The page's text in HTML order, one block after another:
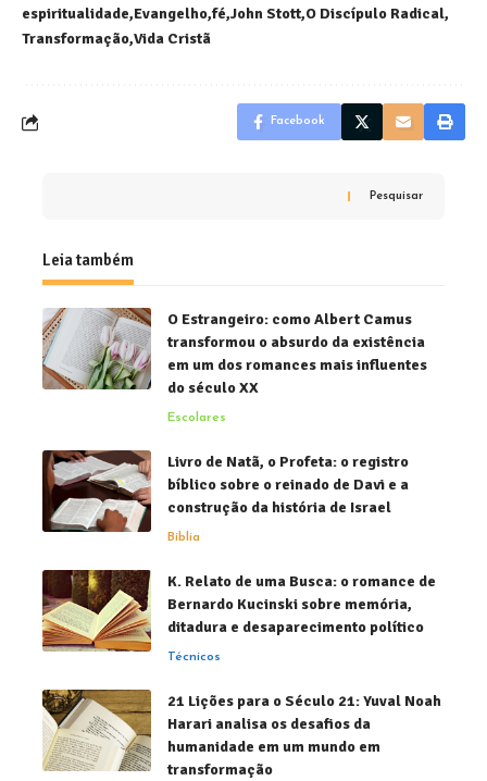
espiritualidade Evangelho fé John Stott O Discípulo Radical
Transformação Vida Cristã
Facebook
Pesquisar
Leia também
O Estrangeiro: como Albert Camus
transformou o absurdo da existência
em um dos romances mais influentes
do século XX
Escolares
Livro de Natã, o Profeta: o registro
bíblico sobre o reinado de Davi e a
construção da história de Israel
Bíblia
K. Relato de uma Busca: o romance de
Bernardo Kucinski sobre memória,
ditadura e desaparecimento político
Técnicos
21 Lições para o Século 21: Yuval Noah
Harari analisa os desafios da
humanidade em um mundo em
transformação